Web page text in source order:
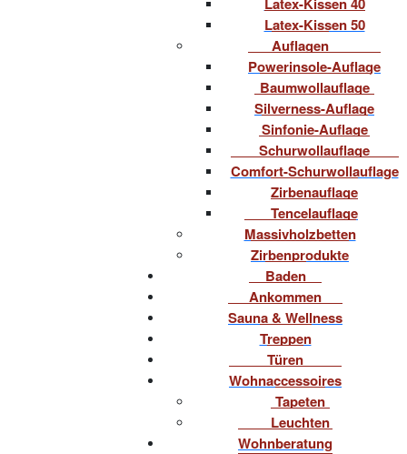
Latex-Kissen 50
Auflagen
Powerinsole-Auflage
Baumwollauflage
Silverness-Auflage
Sinfonie-Auflage
Schurwollauflage
Comfort-Schurwollauflage
Zirbenauflage
Tencelauflage
Massivholzbetten
Zirbenprodukte
Baden
Ankommen
Sauna & Wellness
Treppen
Türen
Wohnaccessoires
Tapeten
Leuchten
Wohnberatung